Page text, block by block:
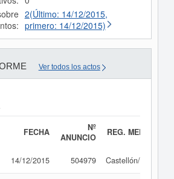
2(Último: 14/12/2015,
primero: 14/12/2015)
Ver todos los actos
FECHA
Nº
ANUNCIO
REG. MERC.
14/12/2015 504979 Castellón/Castelló